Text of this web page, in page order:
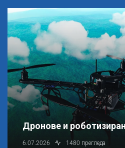
Дронове и
6.07.2026 1480 прегледа